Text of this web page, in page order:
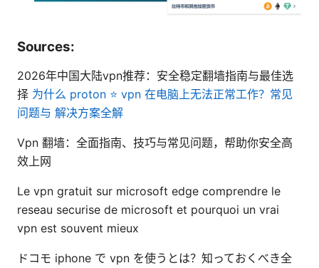
Sources:
2026年中国大陆vpn推荐：安全稳定翻墙指南与最佳选
择 为什么 proton ⭐ vpn 在电脑上无法正常工作？常见
问题与 解决方案全解
Vpn 翻墙：全面指南、技巧与常见问题，帮助你安全高
效上网
Le vpn gratuit sur microsoft edge comprendre le
reseau securise de microsoft et pourquoi un vrai
vpn est souvent mieux
ドコモ iphone で vpn を使うとは？知っておくべき全